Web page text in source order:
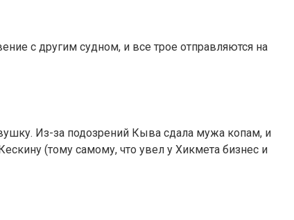
с другим судном, и все трое отправляются на
Из-за подозрений Кыва сдала мужа копам, и
(тому самому, что увел у Хикмета бизнес и